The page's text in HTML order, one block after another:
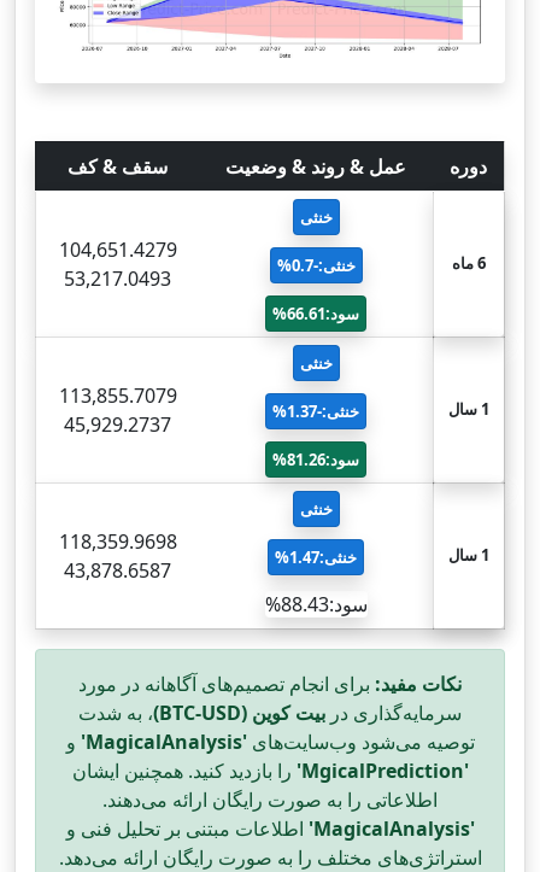
دوره عمل & روند & وضعیت سقف & کف
6 ماه
خنثی
خنثی:-0.7%
سود:66.61%
104,651.4279
53,217.0493
1 سال
خنثی
خنثی:-1.37%
سود:81.26%
113,855.7079
45,929.2737
1 سال
خنثی
خنثی:1.47%
سود:88.43%
118,359.9698
43,878.6587
نکات مفید: برای انجام تصمیم‌های آگاهانه در مورد
سرمایه‌گذاری در بیت کوین (BTC-USD)
، به شدت
توصیه می‌شود وب‌سایت‌های'MagicalAnalysis'
و
'MgicalPrediction'
را بازدید کنید. همچنین ایشان
اطلاعاتی را به صورت رایگان ارائه می‌دهند.
'MagicalAnalysis'
اطلاعات مبتنی بر تحلیل فنی و
استراتژی‌های مختلف را به صورت رایگان ارائه می‌دهد.